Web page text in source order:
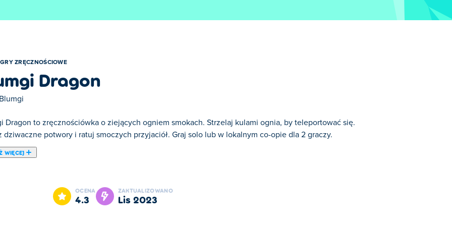
GRY ZRĘCZNOŚCIOWE
Dragon
Blumgi
Dragon to zręcznościówka o ziejących ogniem smokach. Strzelaj kulami ognia, by teleportować się.
dziwaczne potwory i ratuj smoczych przyjaciół. Graj solo lub w lokalnym co-opie dla 2 graczy.
WIĘCEJ
wcielasz się w różnego rodzaju niesamowite smoki biorące udział w ekscytujących bitwach na arenie z
ognia, a kolejne dotknięcie teleportuje cię do miejsca, w którym znajduje się kula ognia. Najlepsza
kontrolować swoje smoki! Czy jesteś gotowy, aby zostać najlepszym mistrzem smoków?
OCENA
4.3
ZAKTUALIZOWANO
lis 2023